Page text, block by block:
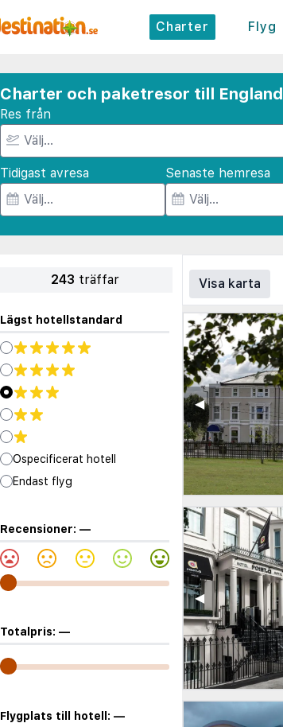
Charter Flyg
Charter och paketresor till England
Res från
Tidigast avresa Senaste hemresa
243 träffar
Lägst hotellstandard
Ospecificerat hotell
Endast flyg
Recensioner: —
Totalpris: —
Flygplats till hotell: —
Visa karta
◀︎
◀︎